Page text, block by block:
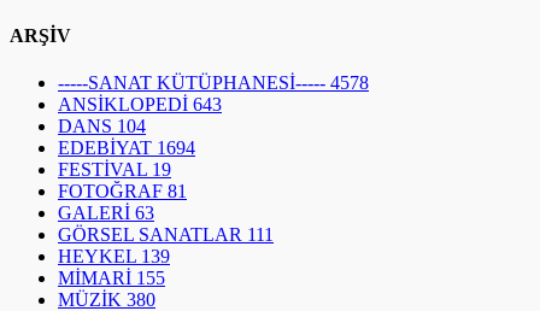
ARŞİV
-----SANAT KÜTÜPHANESİ----- 4578
ANSİKLOPEDİ 643
DANS 104
EDEBİYAT 1694
FESTİVAL 19
FOTOĞRAF 81
GALERİ 63
GÖRSEL SANATLAR 111
HEYKEL 139
MİMARİ 155
MÜZİK 380